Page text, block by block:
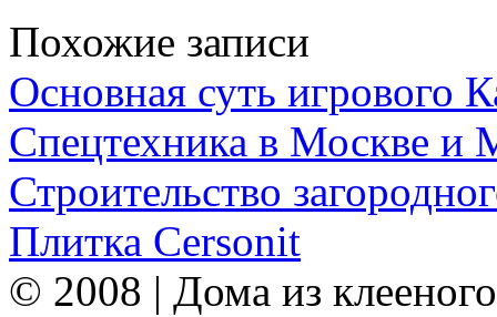
Похожие записи
Основная суть игрового
Спецтехника в Москве и
Строительство
Плитка Cersonit
© 2008 | Дома из